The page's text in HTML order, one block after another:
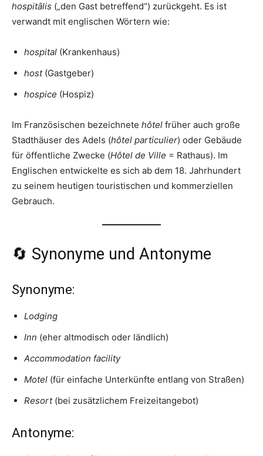
hospitālis („den Gast betreffend“) zurückgeht. Es ist
verwandt mit englischen Wörtern wie:
hospital (Krankenhaus)
host(Gastgeber)
hospice (Hospiz)
Im Französischen bezeichnete hôtel früher auch große
Stadthäuser des Adels (hôtel particulier) oder Gebäude
für öffentliche Zwecke (Hôtel de Ville = Rathaus). Im
Englischen entwickelte es sich ab dem 18. Jahrhundert
zu seinem heutigen touristischen und kommerziellen
Gebrauch.
🔄 Synonyme und Antonyme
Synonyme:
Lodging
Inn (eher altmodisch oder ländlich)
Accommodation facility
Motel (für einfache Unterkünfte entlang von Straßen)
Resort(bei zusätzlichem Freizeitangebot)
Antonyme: